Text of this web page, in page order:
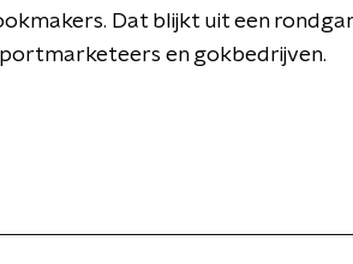
Dat blijkt uit een
en gokbedrijven.